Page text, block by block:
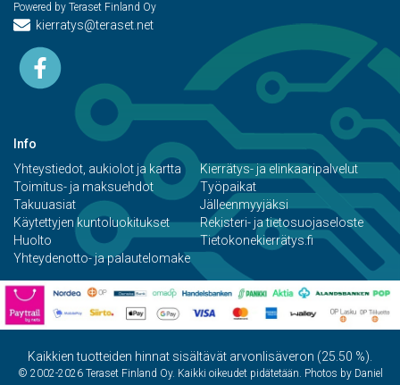
Powered by Teraset Finland Oy
kierratys@teraset.net
Info
Yhteystiedot, aukiolot ja kartta
Toimitus- ja maksuehdot
Takuuasiat
Käytettyjen kuntoluokitukset
Huolto
Yhteydenotto- ja palautelomake
Kierrätys- ja elinkaaripalvelut
Työpaikat
Jälleenmyyjäksi
Rekisteri- ja tietosuojaseloste
Tietokonekierrätys.fi
Kaikkien tuotteiden hinnat sisältävät arvonlisäveron (25.50 %).
© 2002-2026 Teraset Finland Oy. Kaikki oikeudet pidätetään. Photos by Daniel